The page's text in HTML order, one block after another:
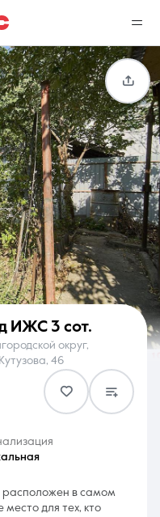
Сравнение
0 объявлений
до 20:00
ИЖС 3 сот.
округ,
46
расположен в самом
для тех, кто